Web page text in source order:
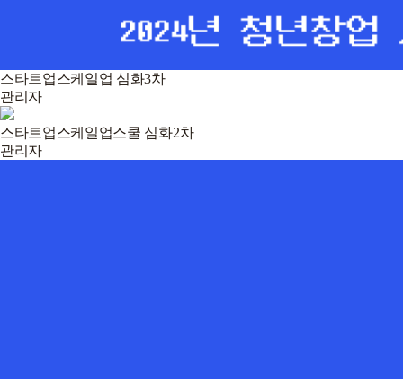
스타트업스케일업 심화3차
관리자
스타트업스케일업스쿨 심화2차
관리자